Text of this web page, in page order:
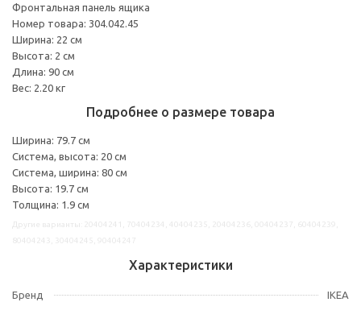
Фронтальная панель ящика
Номер товара: 304.042.45
Ширина: 22 см
Высота: 2 см
Длина: 90 см
Вес: 2.20 кг
Подробнее о размере товара
Ширина: 79.7 см
Система, высота: 20 см
Система, ширина: 80 см
Высота: 19.7 см
Толщина: 1.9 см
Характеристики
Бренд IKEA